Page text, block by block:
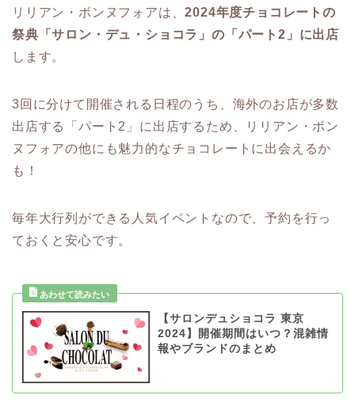
リリアン・ボンヌフォアは、2024年度チョコレートの
祭典「サロン・デュ・ショコラ」の「パート2」に出店
します。
3回に分けて開催される日程のうち、海外のお店が多数
出店する「パート2」に出店するため、リリアン・ボン
ヌフォアの他にも魅力的なチョコレートに出会えるか
も！
毎年大行列ができる人気イベントなので、予約を行っ
ておくと安心です。
【サロンデュショコラ 東京
2024】開催期間はいつ？混雑情
報やブランドのまとめ